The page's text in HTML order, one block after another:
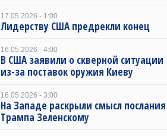
17.05.2026 - 1:00
Лидерству США предрекли конец
16.05.2026 - 4:00
В США заявили о скверной ситуации
из-за поставок оружия Киеву
16.05.2026 - 3:00
На Западе раскрыли смысл послания
Трампа Зеленскому